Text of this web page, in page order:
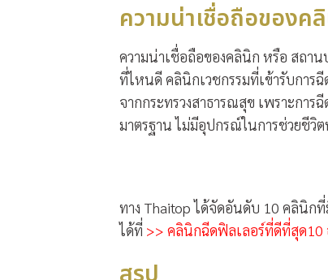
ความน่าเชื่อถือของค
ความน่าเชื่อถือของคลินิก หรือ สถา
ที่ไหนดี คลินิกเวชกรรมที่เข้ารับการ
จากกระทรวงสาธารณสุข เพราะกา
มาตรฐาน ไม่มีอุปกรณ์ในการช่วยชีวิ
ทาง Thaitop ได้จัดอันดับ 10 คลินิก
ได้ที่ >> คลินิกฉีดฟิลเลอร์ที่ดีที่สุด10